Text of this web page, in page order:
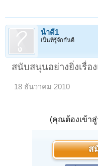
น้ำดี1
เป็นที่รู้จักกันดี
สนับสนุนอย่างยิ่งเรื่อ
18 ธันวาคม 2010
(คุณต้องเข้า
ส